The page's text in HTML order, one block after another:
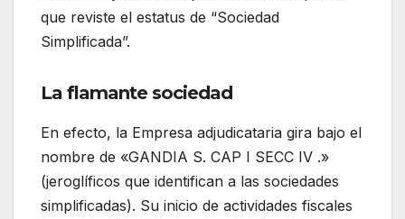
que reviste el estatus de “Sociedad
Simplificada”.
La flamante sociedad
En efecto, la Empresa adjudicataria gira bajo el
nombre de «GANDIA S. CAP I SECC IV .»
(jeroglíficos que identifican a las sociedades
simplificadas). Su inicio de actividades fiscales